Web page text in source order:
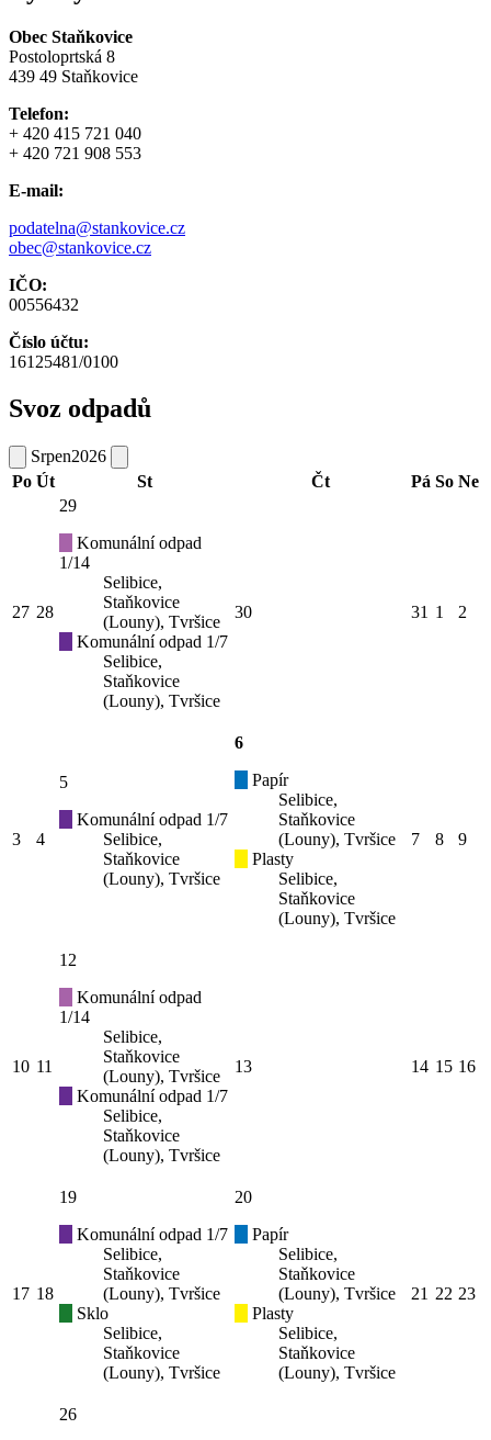
Obec Staňkovice
Postoloprtská 8
439 49 Staňkovice
Telefon:
+ 420 415 721 040
+ 420 721 908 553
E-mail:
podatelna@stankovice.cz
obec@stankovice.cz
IČO:
00556432
Číslo účtu:
16125481/0100
Svoz odpadů
Srpen2026
Po Út St Čt Pá So Ne
27 28
29
Komunální odpad
1/14
Selibice,
Staňkovice
(Louny), Tvršice
Komunální odpad 1/7
Selibice,
Staňkovice
(Louny), Tvršice
30 31 1 2
3 4
5
Komunální odpad 1/7
Selibice,
Staňkovice
(Louny), Tvršice
6
Papír
Selibice,
Staňkovice
(Louny), Tvršice
Plasty
Selibice,
Staňkovice
(Louny), Tvršice
7 8 9
10 11
12
Komunální odpad
1/14
Selibice,
Staňkovice
(Louny), Tvršice
Komunální odpad 1/7
Selibice,
Staňkovice
(Louny), Tvršice
13 14 15 16
17 18
19
Komunální odpad 1/7
Selibice,
Staňkovice
(Louny), Tvršice
Sklo
Selibice,
Staňkovice
(Louny), Tvršice
20
Papír
Selibice,
Staňkovice
(Louny), Tvršice
Plasty
Selibice,
Staňkovice
(Louny), Tvršice
21 22 23
26